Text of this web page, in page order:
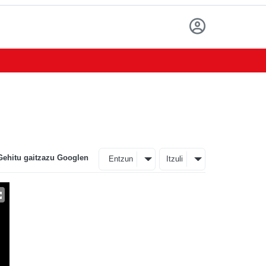
gaitzazu Googlen Entzun Itzuli